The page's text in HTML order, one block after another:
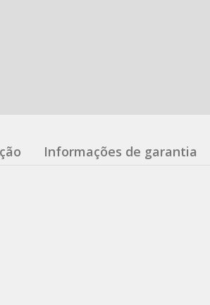
Informações de garantia